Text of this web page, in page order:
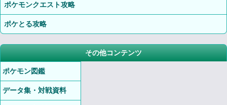
ポケモンクエスト攻略
ポケとる攻略
その他コンテンツ
ポケモン図鑑
データ集・対戦資料